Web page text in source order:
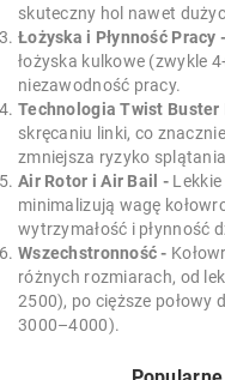
skuteczny hol nawet
Łożyska i Płynność Pracy -
łożyska kulkowe (zwykle
niezawodność pracy.
Technologia Twist
skręcaniu linki, co
zmniejsza ryzyko
Air Rotor i Air Bail -
minimalizują wagę
wytrzymałość i płynność
Wszechstronność -
różnych rozmiarach, od
2500), po cięższe
3000–4000).